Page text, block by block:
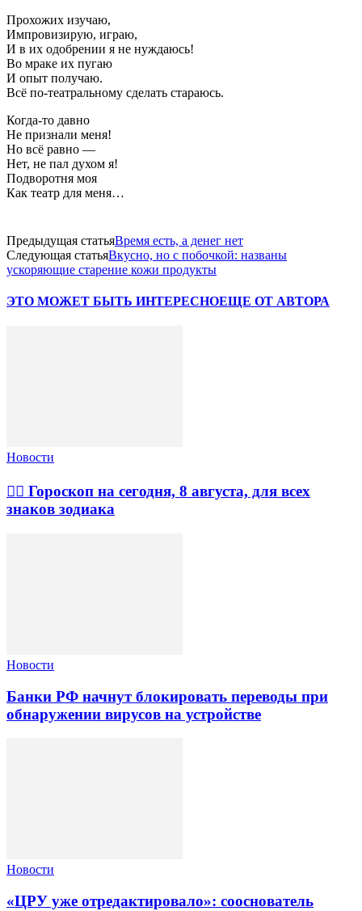
Прохожих изучаю,
Импровизирую, играю,
И в их одобрении я не нуждаюсь!
Во мраке их пугаю
И опыт получаю.
Всё по-театральному сделать стараюсь.
Когда-то давно
Не признали меня!
Но всё равно —
Нет, не пал духом я!
Подворотня моя
Как театр для меня…
Предыдущая статьяВремя есть, а денег нет
Следующая статьяВкусно, но с побочкой: названы
ускоряющие старение кожи продукты
ЭТО МОЖЕТ БЫТЬ ИНТЕРЕСНОЕЩЕ ОТ АВТОРА
Новости
🧙‍♀ Гороскоп на сегодня, 8 августа, для всех
знаков зодиака
Новости
Банки РФ начнут блокировать переводы при
обнаружении вирусов на устройстве
Новости
«ЦРУ уже отредактировало»: сооснователь